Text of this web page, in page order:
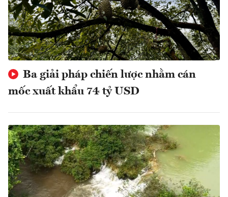
Ba giải pháp chiến lược nhằm cán
mốc xuất khẩu 74 tỷ USD